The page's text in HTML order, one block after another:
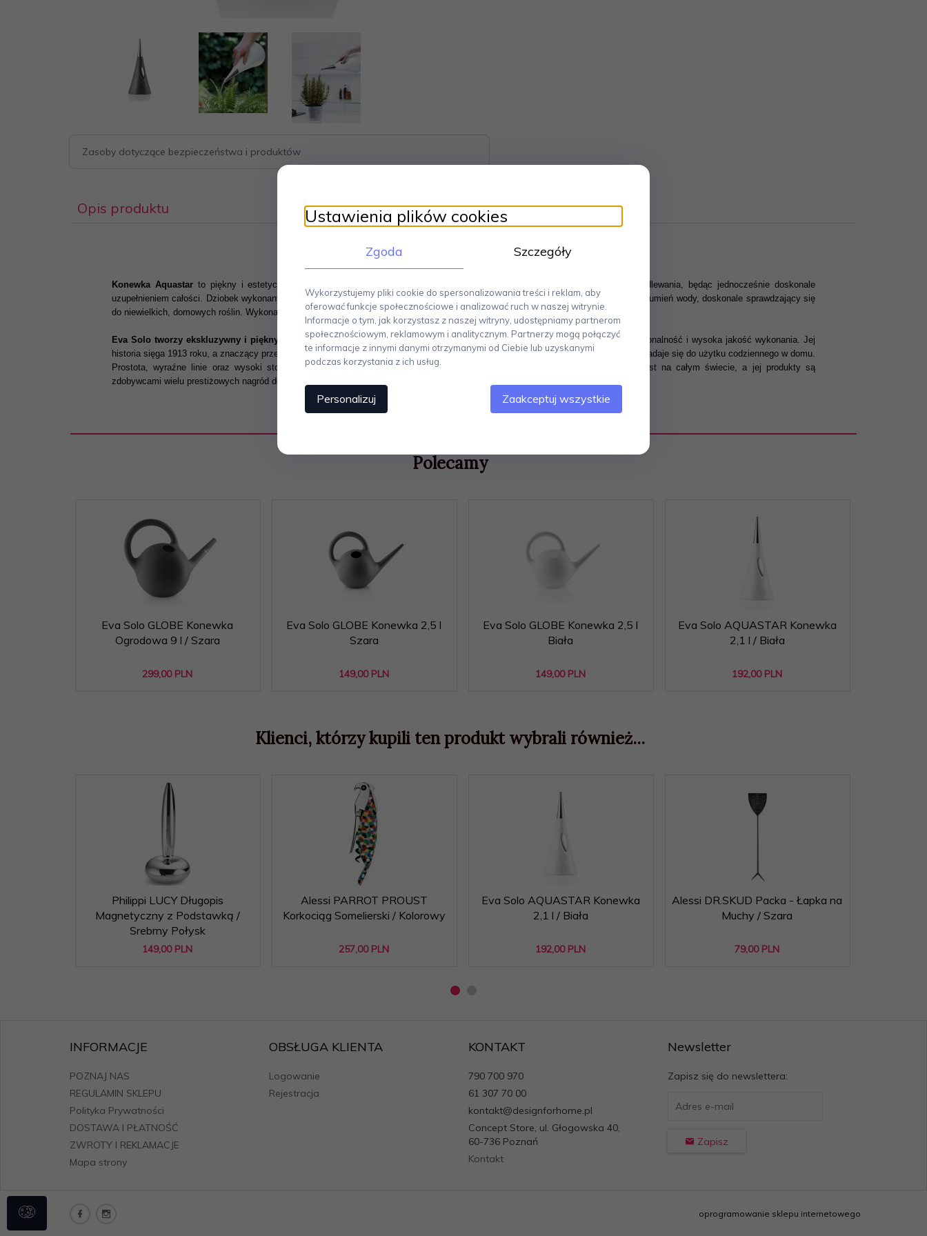
Zasoby dotyczące bezpieczeństwa i produktów
Opis produktu
Konewka Aquastarto piękny i estetyczny projekt marki Eva Solo. Wkomponowany uchwyt ułatwia przenoszenie i wygodę podlewania, będąc jednocześnie doskonale
uzupełnieniem całości. Dziobek wykonany z chromowanego tworzywa został wykonany w taki sposób, aby dawał wąski i jednolity strumień wody, doskonale sprawdzający się
do niewielkich, domowych roślin. Wykonanie: tworzywo sztuczne. Wymiary: wysokość 42 cm, średnica 17 cm, pojemność 2.1 l.
Eva Solo tworzy ekskluzywny i piękny skandynawski design.Produkty sygnowane tą marką cechuje estetyczny wygląd, funkcjonalność i wysoka jakość wykonania. Jej
historia sięga 1913 roku, a znaczący przełom nastąpił na początku lat 50-tych XX wieku. Produkty Eva Solo to duński design, który nadaje się do użytku codziennego w domu.
Prostota, wyraźne linie oraz wysoki stopień funkcjonalności to cechy charakterystyczne produktów w kolekcji. Marka znana jest na całym świecie, a jej produkty są
zdobywcami wielu prestiżowych nagród designerskich.
Polecamy
Eva Solo GLOBE Konewka
Ogrodowa 9 l / Szara
299,00 PLN
Eva Solo GLOBE Konewka 2,5 l
Szara
149,00 PLN
Eva Solo GLOBE Konewka 2,5 l
Biała
149,00 PLN
Eva Solo AQUASTAR Konewka
2,1 l / Biała
192,00 PLN
Klienci, którzy kupili ten produkt wybrali również...
Philippi LUCY Długopis
Magnetyczny z Podstawką /
Srebrny Połysk
149,00 PLN
Alessi PARROT PROUST
Korkociąg Somelierski / Kolorowy
257,00 PLN
Eva Solo AQUASTAR Konewka
2,1 l / Biała
192,00 PLN
Alessi DR.SKUD Packa - Łapka na
Muchy / Szara
79,00 PLN
INFORMACJE
POZNAJ NAS
REGULAMIN SKLEPU
Polityka Prywatności
DOSTAWA I PŁATNOŚĆ
ZWROTY I REKLAMACJE
Mapa strony
OBSŁUGA KLIENTA
Logowanie
Rejestracja
KONTAKT
790 700 970
61 307 70 00
kontakt@designforhome.pl
Concept Store, ul. Głogowska 40,
60-736 Poznań
Kontakt
Newsletter
Zapisz się do newslettera:
Zapisz
oprogramowanie sklepu internetowego
Ustawienia plików cookies
Zgoda Szczegóły
Wykorzystujemy pliki cookie do spersonalizowania treści i reklam, aby
oferować funkcje społecznościowe i analizować ruch w naszej witrynie.
Informacje o tym, jak korzystasz z naszej witryny, udostępniamy partnerom
społecznościowym, reklamowym i analitycznym. Partnerzy mogą połączyć
te informacje z innymi danymi otrzymanymi od Ciebie lub uzyskanymi
podczas korzystania z ich usług.
Personalizuj Zaakceptuj wszystkie